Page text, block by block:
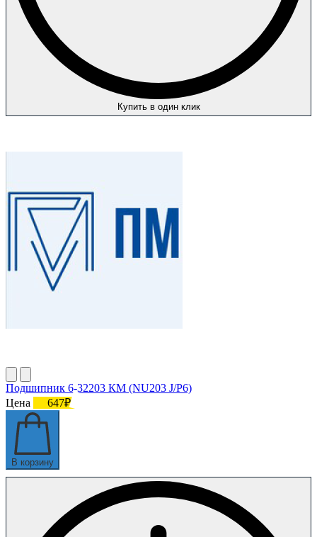
Купить в один клик
Подшипник 6-32203 КМ (NU203 J/P6)
Цена
647₽
В корзину